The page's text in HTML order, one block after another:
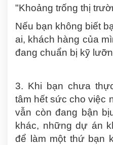
"Khoảng trống thị
Nếu bạn không biết
ai, khách hàng của
đang chuẩn bị kỹ
3. Khi bạn chưa
tâm hết sức cho việc
vẫn còn đang bận
khác, những dự án
để làm một thứ bạn